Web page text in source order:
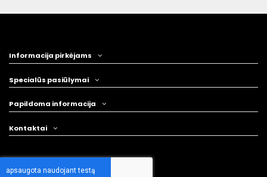
Informacija pirkėjams
Specialūs pasiūlymai
Papildoma informacija
Kontaktai